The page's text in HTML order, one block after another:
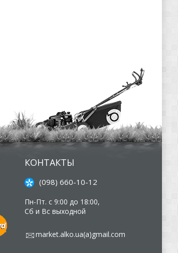
КОНТАКТЫ
(098) 660-10-12
Пн-Пт. с 9:00 до 18:00,
Сб и Вс выходной
market.alko.ua(а)gmail.com